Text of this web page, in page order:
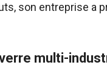
son entreprise a
multi-